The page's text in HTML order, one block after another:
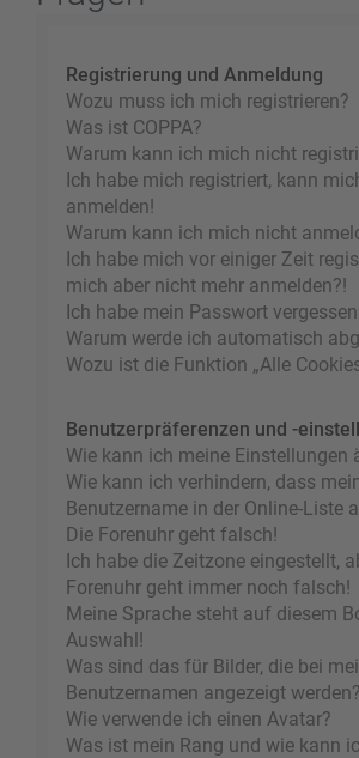
Registrierung und Anmeldung
Wozu muss ich mich registrieren?
Was ist COPPA?
Warum kann ich mich nicht
Ich habe mich registriert, kann
anmelden!
Warum kann ich mich nicht
Ich habe mich vor einiger Zeit
mich aber nicht mehr anmelden?!
Ich habe mein Passwort
Warum werde ich automatisch
Wozu ist die Funktion „Alle
Benutzerpräferenzen und -
Wie kann ich meine Einstellungen
Wie kann ich verhindern, dass
Benutzername in der Online-Liste
Die Forenuhr geht falsch!
Ich habe die Zeitzone eingestellt,
Forenuhr geht immer noch falsch!
Meine Sprache steht auf diesem
Auswahl!
Was sind das für Bilder, die bei
Benutzernamen angezeigt werden?
Wie verwende ich einen Avatar?
Was ist mein Rang und wie kann